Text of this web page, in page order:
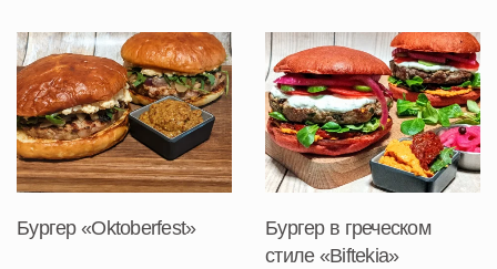
Бургер «Oktoberfest»
Бургер в греческом
стиле «Biftekia»